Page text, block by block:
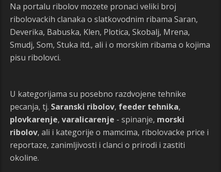
Na portalu ribolov mozete pronaci veliki broj
ribolovackih clanaka o slatkovodnim ribama Saran,
Deverika, Babuska, Klen, Plotica, Skobalj, Mrena,
Smudj, Som, Stuka itd., ali i o morskim ribama o kojima
pisu ribolovci.
U kategorijama su posebno razdvojene tehnike
pecanja, tj. Saranski ribolov, feeder tehnika,
plovkarenje, varalicarenje - spinanje, morski
ribolov, ali i kategorije o mamcima, ribolovacke price i
reportaze, zanimljivosti i clanci o prirodi i zastiti
okoline.